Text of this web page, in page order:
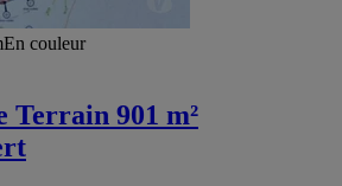
En couleur
Terrain 901 m²